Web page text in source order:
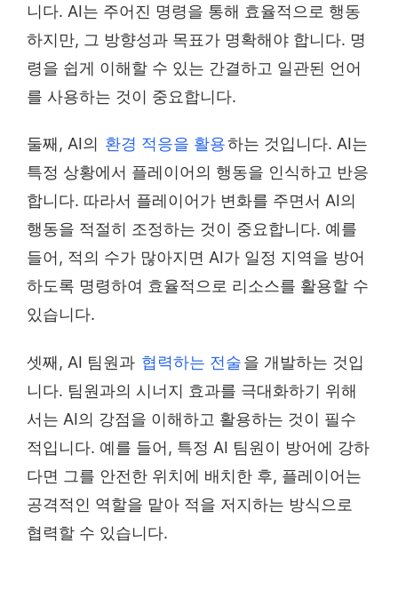
니다. AI는 주어진 명령을 통해 효율적으로 행동
하지만, 그 방향성과 목표가 명확해야 합니다. 명
령을 쉽게 이해할 수 있는 간결하고 일관된 언어
를 사용하는 것이 중요합니다.
둘째, AI의 환경 적응을 활용하는 것입니다. AI는
특정 상황에서 플레이어의 행동을 인식하고 반응
합니다. 따라서 플레이어가 변화를 주면서 AI의
행동을 적절히 조정하는 것이 중요합니다. 예를
들어, 적의 수가 많아지면 AI가 일정 지역을 방어
하도록 명령하여 효율적으로 리소스를 활용할 수
있습니다.
셋째, AI 팀원과 협력하는 전술을 개발하는 것입
니다. 팀원과의 시너지 효과를 극대화하기 위해
서는 AI의 강점을 이해하고 활용하는 것이 필수
적입니다. 예를 들어, 특정 AI 팀원이 방어에 강하
다면 그를 안전한 위치에 배치한 후, 플레이어는
공격적인 역할을 맡아 적을 저지하는 방식으로
협력할 수 있습니다.